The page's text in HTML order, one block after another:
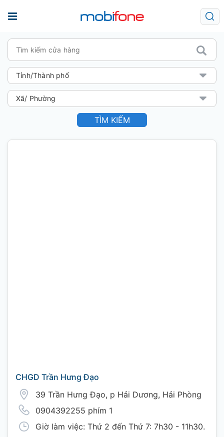
TÌM KIẾM
CHGD Trần Hưng Đạo
39 Trần Hưng Đạo, p Hải Dương, Hải Phòng
0904392255 phím 1
Giờ làm việc: Thứ 2 đến Thứ 7: 7h30 - 11h30.